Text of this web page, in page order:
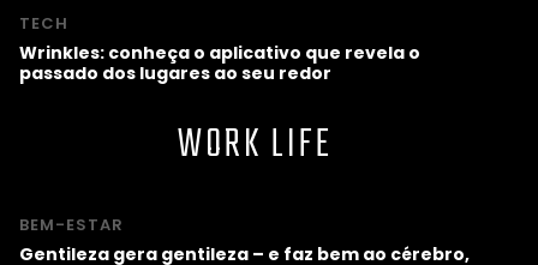
TECH
Wrinkles: conheça o aplicativo que revela o
passado dos lugares ao seu redor
WORK LIFE
BEM-ESTAR
Gentileza gera gentileza – e faz bem ao cérebro,